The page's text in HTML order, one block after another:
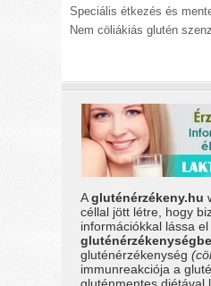
Speciális étkezés és
Nem cöliákiás glutén
Agluténérzékeny.hu
céllal jött létre, hogy
információkkal lássa el
gluténérzékenység
immunreakciója a
gluténmentes diétával